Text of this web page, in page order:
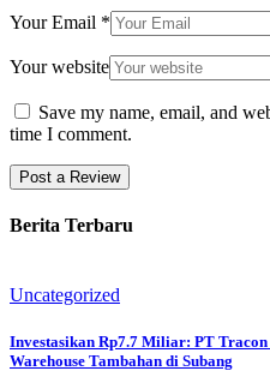
Your Email *
Your website
Save my name, email, and
time I comment.
Berita Terbaru
Uncategorized
Investasikan Rp7.7 Miliar: PT
Warehouse Tambahan di Subang